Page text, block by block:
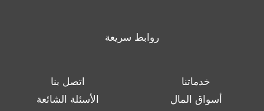
روابط سريعة
خدماتنا
اتصل بنا
أسواق المال
الأسئلة الشائعة